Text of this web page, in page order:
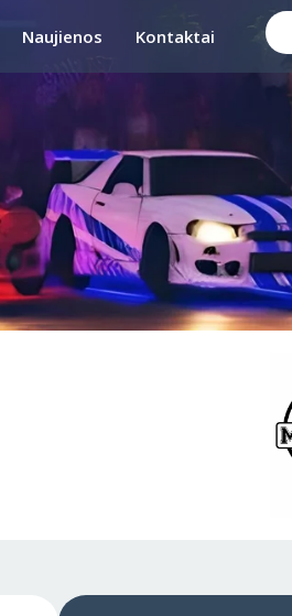
Naujienos Kontaktai